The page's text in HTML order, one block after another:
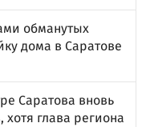
обманутых
дома в Саратове
Саратова вновь
глава региона